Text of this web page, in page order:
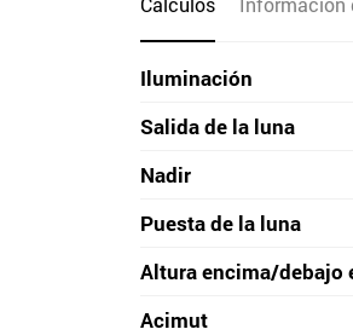
Iluminación
Salida de la luna
Nadir
Puesta de la luna
Altura encima/debajo
Acimut